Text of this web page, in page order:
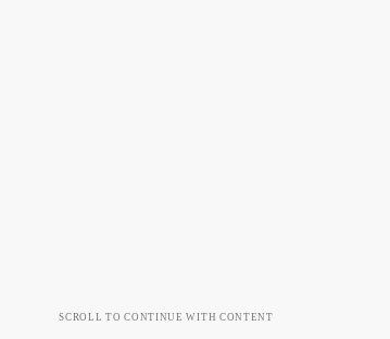
SCROLL TO CONTINUE WITH CONTENT